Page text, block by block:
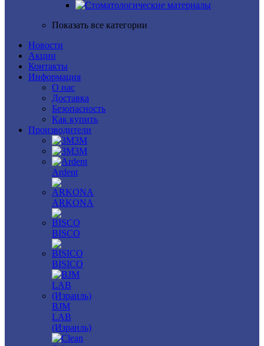
Показать все категории
Новости
Акции
Контакты
Информация
О нас
Доставка
Безопасность
Как купить
Производители
3M
3М
Ardent
ARKONA
BISCO
BISICO
BJM
LAB
(Израиль)